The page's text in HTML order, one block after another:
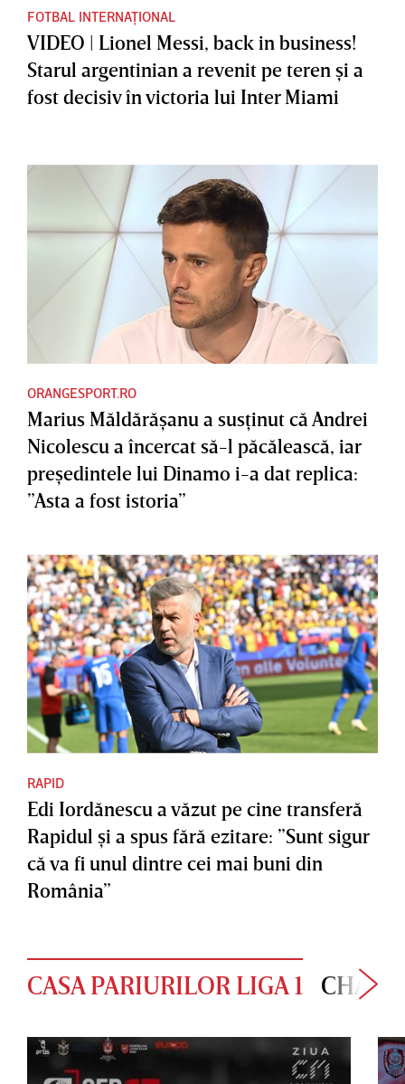
FOTBAL INTERNAȚIONAL
VIDEO | Lionel Messi, back in business!
Starul argentinian a revenit pe teren şi a
fost decisiv în victoria lui Inter Miami
ORANGESPORT.RO
Marius Măldărăşanu a susţinut că Andrei
Nicolescu a încercat să-l păcălească, iar
preşedintele lui Dinamo i-a dat replica:
”Asta a fost istoria”
RAPID
Edi Iordănescu a văzut pe cine transferă
Rapidul şi a spus fără ezitare: ”Sunt sigur
că va fi unul dintre cei mai buni din
România”
CASA PARIURILOR LIGA 1